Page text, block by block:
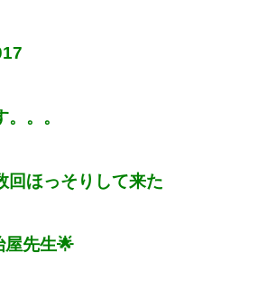
。。
回ほっそりして来た
先生🌟